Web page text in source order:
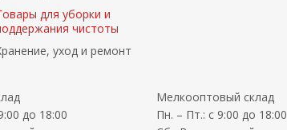
для уборки и
чистоты
уход и ремонт
до 18:00
Мелкооптовый склад
Пн. – Пт.: с 9:00 до 18:00